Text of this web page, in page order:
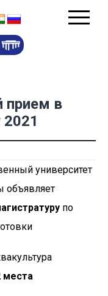
прием в
2021
университет
объявляет
по
места